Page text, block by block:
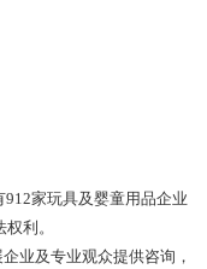
家玩具及婴童用品企业
利。
业及专业观众提供咨询，